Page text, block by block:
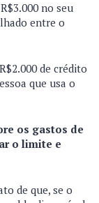
no seu
entre o
de crédito
que usa o
os gastos de
o limite e
de que, se o